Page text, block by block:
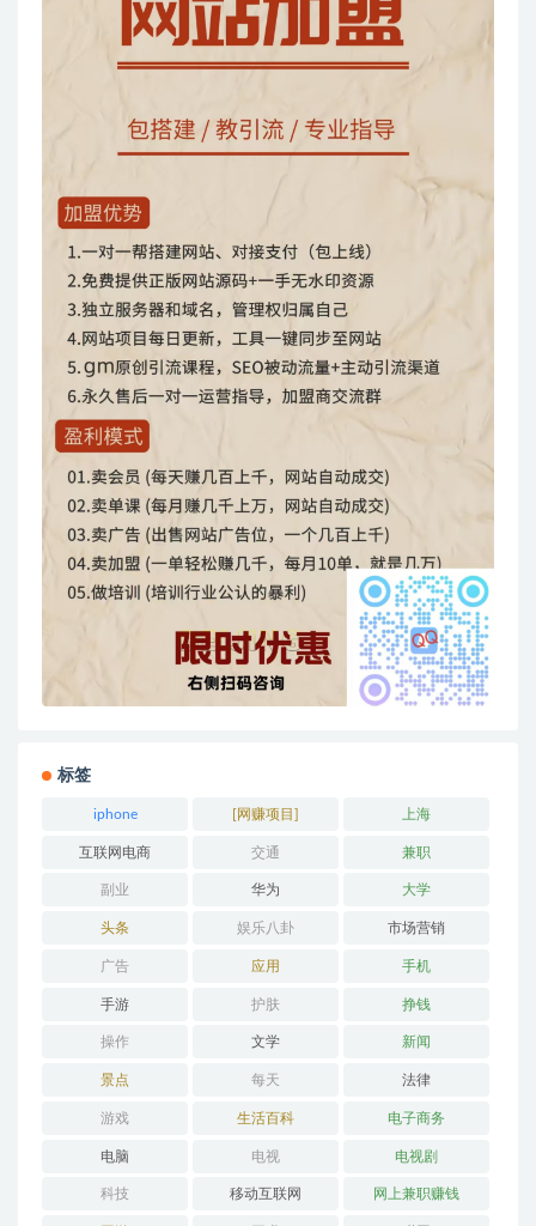
标签
iphone [网赚项目] 上海
互联网电商 交通 兼职
副业 华为 大学
头条 娱乐八卦 市场营销
广告 应用 手机
手游 护肤 挣钱
操作 文学 新闻
景点 每天 法律
游戏 生活百科 电子商务
电脑 电视 电视剧
科技 移动互联网 网上兼职赚钱